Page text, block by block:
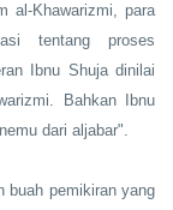
al-Khawarizmi, para
tentang proses
Ibnu Shuja dinilai
Bahkan Ibnu
dari aljabar".
buah pemikiran yang